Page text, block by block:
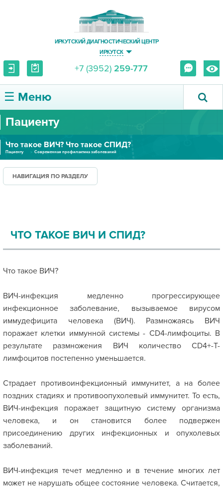
ИРКУТСКИЙ ДИАГНОСТИЧЕСКИЙ ЦЕНТР
ИРКУТСК
+7 (3952) 259-777
☰ Меню
О ЦЕНТРЕ
УСЛУГИ И ЦЕНЫ
ПАЦИЕНТУ
Пациенту
Что такое ВИЧ? Что такое СПИД?
Пациенту Современная профилактика заболеваний
НАВИГАЦИЯ ПО РАЗДЕЛУ
ЧТО ТАКОЕ ВИЧ И СПИД?
Что такое ВИЧ?
ВИЧ-инфекция медленно прогрессирующее
инфекционное заболевание, вызываемое вирусом
иммудефицита человека (ВИЧ). Размножаясь ВИЧ
поражает клетки иммунной системы - CD4-лимфоциты. В
результате размножения ВИЧ количество CD4+-Т-
лимфоцитов постепенно уменьшается.
Страдает противоинфекционный иммунитет, а на более
поздних стадиях и противоопухолевый иммунитет. То есть,
ВИЧ-инфекция поражает защитную систему организма
человека, и он становится более подвержен
присоединению других инфекционных и опухолевых
заболеваний.
ВИЧ-инфекция течет медленно и в течение многих лет
может не нарушать общее состояние человека. Считается,